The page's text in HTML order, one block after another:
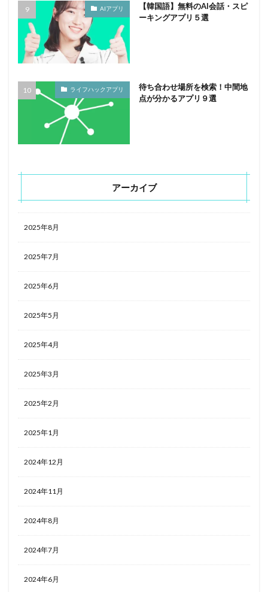
AIアプリ
【韓国語】無料のAI会話・スピ
ーキングアプリ５選
ライフハックアプリ
待ち合わせ場所を検索！中間地
点が分かるアプリ９選
アーカイブ
2025年8月
2025年7月
2025年6月
2025年5月
2025年4月
2025年3月
2025年2月
2025年1月
2024年12月
2024年11月
2024年8月
2024年7月
2024年6月